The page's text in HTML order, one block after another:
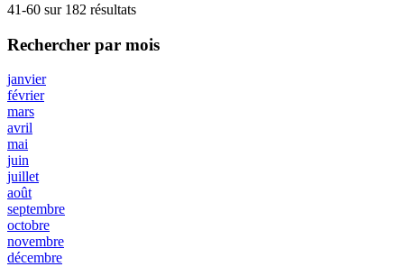
41-60 sur 182 résultats
Rechercher par mois
janvier
février
mars
avril
mai
juin
juillet
août
septembre
octobre
novembre
décembre